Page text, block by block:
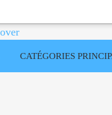
CATÉGORIES